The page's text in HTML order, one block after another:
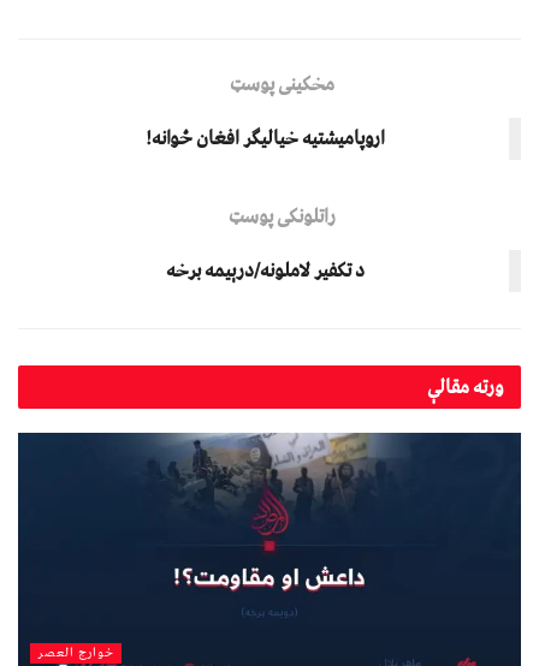
مخکینی پوسټ
اروپامیشتیه خیالیګر افغان ځوانه!
راتلونکی پوسټ
د تکفیر لاملونه/درېیمه برخه
ورتهمقالې
خوارج العصر